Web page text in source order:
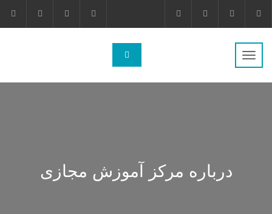
تغییر
ناوبری
درباره مرکز آموزش مجازی